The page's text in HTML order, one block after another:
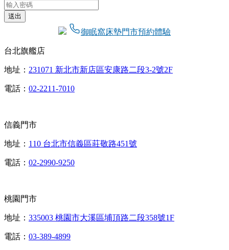
送出
御眠窩床墊門市預約體驗
台北旗艦店
地址： 231071 新北市新店區安康路二段3-2號2F
電話： 02-2211-7010
信義門市
地址： 110 台北市信義區莊敬路451號
電話： 02-2990-9250
桃園門市
地址： 335003 桃園市大溪區埔頂路二段358號1F
電話： 03-389-4899